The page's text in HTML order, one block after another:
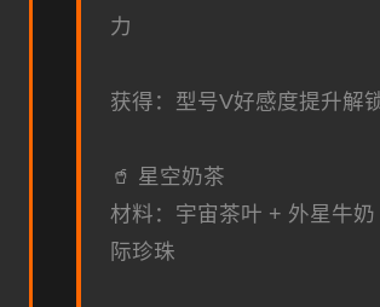
力
获得：型号V好感度提升解
🥤 星空奶茶
材料：宇宙茶叶 + 外星牛奶
际珍珠